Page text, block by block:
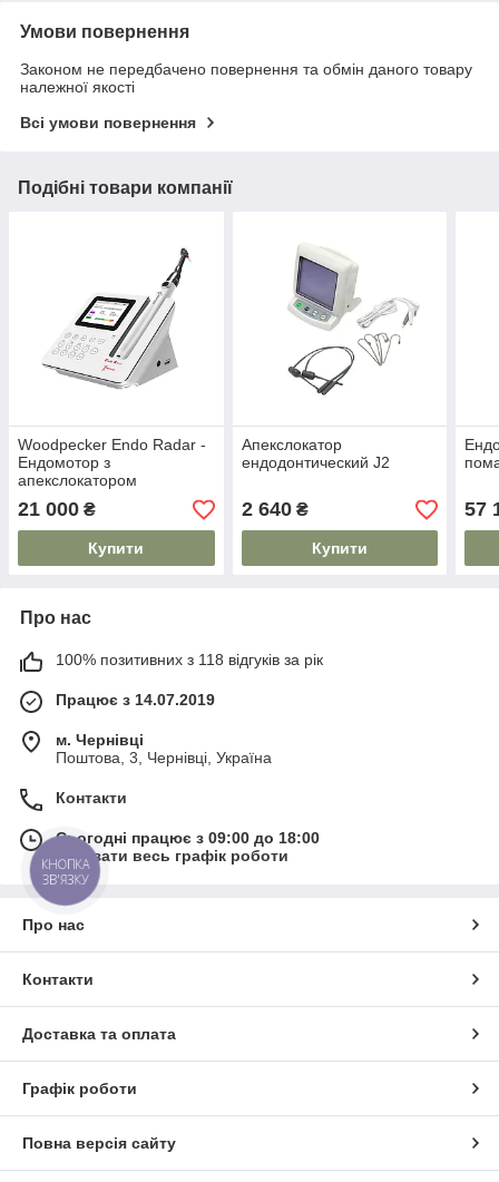
Умови повернення
Законом не передбачено повернення та обмін даного товару
належної якості
Всі умови повернення
Подібні товари компанії
Woodpecker Endo Radar -
Ендомотор з
апекслокатором
21 000 ₴
Купити
Апекслокатор
ендодонтический J2
2 640₴
Купити
57
Про нас
100% позитивних з 118 відгуків за рік
Працює з 14.07.2019
м. Чернівці
Поштова, 3, Чернівці, Україна
Контакти
Сьогодні працює з 09:00 до 18:00
Показати весь графік роботи
Про нас
Контакти
Доставка та оплата
Графік роботи
Повна версія сайту
КНОПКА
ЗВ'ЯЗКУ